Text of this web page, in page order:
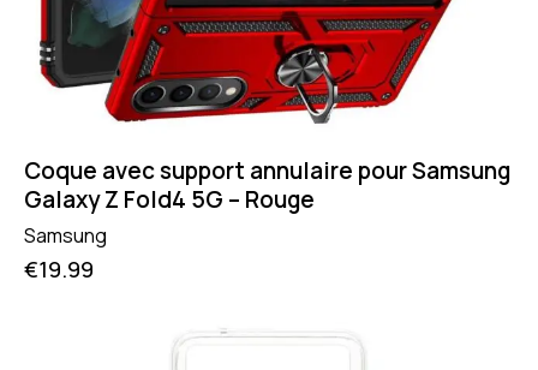
Coque avec support annulaire pour Samsung
Galaxy Z Fold4 5G – Rouge
Samsung
€19.99